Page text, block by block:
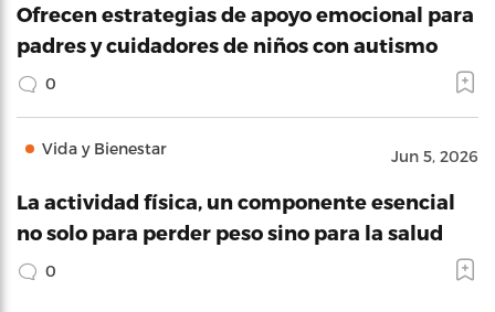
Ofrecen estrategias de apoyo emocional para
padres y cuidadores de niños con autismo
0
Vida y Bienestar Jun 5, 2026
La actividad física, un componente esencial
no solo para perder peso sino para la salud
0